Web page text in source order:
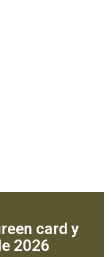
card y
2026